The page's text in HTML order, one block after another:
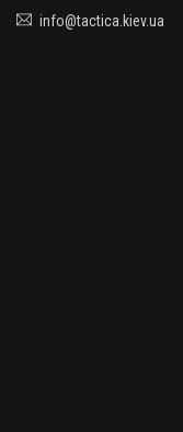
info@tactica.kiev.ua